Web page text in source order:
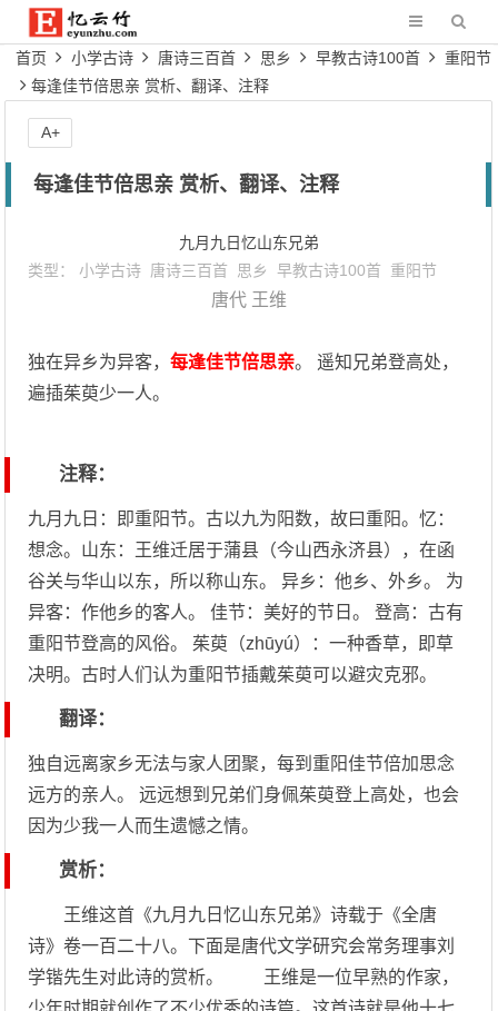
首页 小学古诗 唐诗三百首 思乡 早教古诗100首
重阳节
每逢佳节倍思亲 赏析、翻译、注释
每逢佳节倍思亲 赏析、翻译、注释
九月九日忆山东兄弟
类型： 小学古诗 唐诗三百首 思乡 早教古诗100首 重阳节
唐代 王维
独在异乡为异客，每逢佳节倍思亲。 遥知兄弟登高处，
遍插茱萸少一人。
注释：
九月九日：即重阳节。古以九为阳数，故曰重阳。忆：
想念。山东：王维迁居于蒲县（今山西永济县），在函
谷关与华山以东，所以称山东。 异乡：他乡、外乡。 为
异客：作他乡的客人。 佳节：美好的节日。 登高：古有
重阳节登高的风俗。 茱萸（zhūyú）：一种香草，即草
决明。古时人们认为重阳节插戴茱萸可以避灾克邪。
翻译：
独自远离家乡无法与家人团聚，每到重阳佳节倍加思念
远方的亲人。 远远想到兄弟们身佩茱萸登上高处，也会
因为少我一人而生遗憾之情。
赏析：
王维这首《九月九日忆山东兄弟》诗载于《全唐
诗》卷一百二十八。下面是唐代文学研究会常务理事刘
学锴先生对此诗的赏析。 王维是一位早熟的作家，
A+